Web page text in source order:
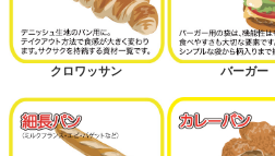
クロワッサン バーガー